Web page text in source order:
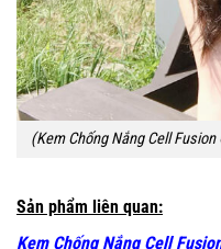
(Kem Chống Nắng Cell
Sản phẩm liên quan:
Kem Chống Nắng Cell